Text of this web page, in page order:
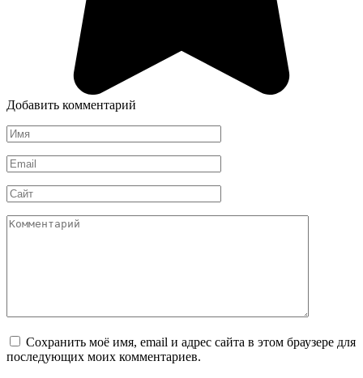
Добавить комментарий
Имя
*
Email
*
Сайт
Комментарий
Сохранить моё имя, email и адрес сайта в этом браузере для
последующих моих комментариев.